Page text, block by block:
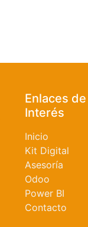
Enlaces de
Interés
Inicio
Kit Digital
Asesoría
Odoo
Power BI
Contacto